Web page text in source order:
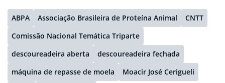
ABPA Associação Brasileira de Proteína Animal
CNTT
Comissão Nacional Temática Triparte
descoureadeira aberta
descoureadeira fechada
máquina de repasse de moela
Moacir José Cerigueli